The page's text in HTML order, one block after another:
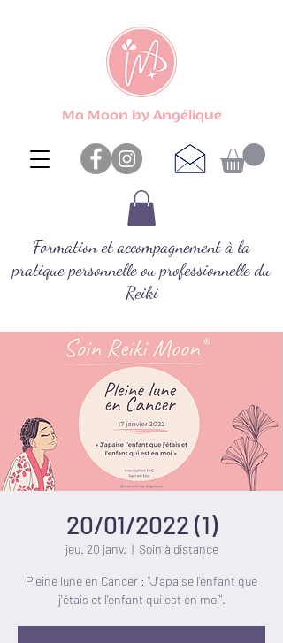
Ma Moon by Angélique
Formation et accompagnement à la
pratique personnelle ou professionnelle du
Reiki
20/01/2022 (1)
jeu. 20 janv.
  |
Soin à distance
Pleine lune en Cancer : "J'apaise l'enfant que
j'étais et l'enfant qui est en moi".